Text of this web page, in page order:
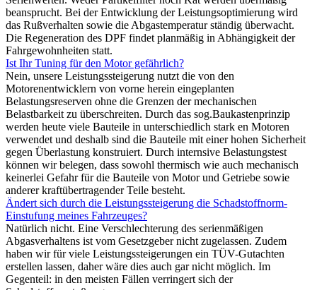
beansprucht. Bei der Entwicklung der Leistungsoptimierung wird
das Rußverhalten sowie die Abgastemperatur ständig überwacht.
Die Regeneration des DPF findet planmäßig in Abhängigkeit der
Fahrgewohnheiten statt.
Ist Ihr Tuning für den Motor gefährlich?
Nein, unsere Leistungssteigerung nutzt die von den
Motorenentwicklern von vorne herein eingeplanten
Belastungsreserven ohne die Grenzen der mechanischen
Belastbarkeit zu überschreiten. Durch das sog.Baukastenprinzip
werden heute viele Bauteile in unterschiedlich stark en Motoren
verwendet und deshalb sind die Bauteile mit einer hohen Sicherheit
gegen Überlastung konstruiert. Durch internsive Belastungstest
können wir belegen, dass sowohl thermisch wie auch mechanisch
keinerlei Gefahr für die Bauteile von Motor und Getriebe sowie
anderer kraftübertragender Teile besteht.
Ändert sich durch die Leistungssteigerung die Schadstoffnorm-
Einstufung meines Fahrzeuges?
Natürlich nicht. Eine Verschlechterung des serienmäßigen
Abgasverhaltens ist vom Gesetzgeber nicht zugelassen. Zudem
haben wir für viele Leistungssteigerungen ein TÜV-Gutachten
erstellen lassen, daher wäre dies auch gar nicht möglich. Im
Gegenteil: in den meisten Fällen verringert sich der